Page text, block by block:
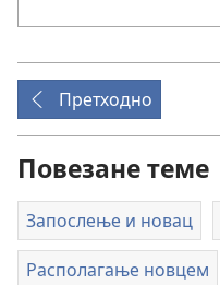
Претходно
Повезане теме
Запослење и новац
Располагање новцем